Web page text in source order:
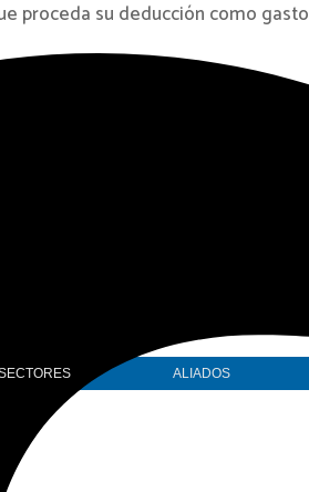
ALIADOS
proceda su deducción como gasto